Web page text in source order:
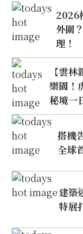
2026
外圍
理！
【雲
樂園！
秘境一
搭機
全球
建築
特展